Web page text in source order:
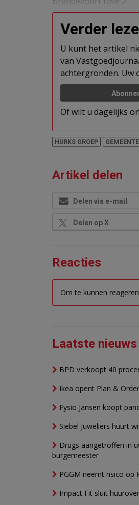
Verder
U kunt het artikel
van
achtergronden. Uw
Of wilt u dagelijks
HURKS GROEP
Artikel delen
Delen via e-mail
Delen op X
Reacties
Om te kunnen
Laatste nieuws
BPD verkoopt 40
Ikea opent Plan &
Fysio Jansen koopt
Siebel Juweliers huurt
Drugs aangetroffen in
burgemeester
PGGM neemt risico op
Impact Fit sluit